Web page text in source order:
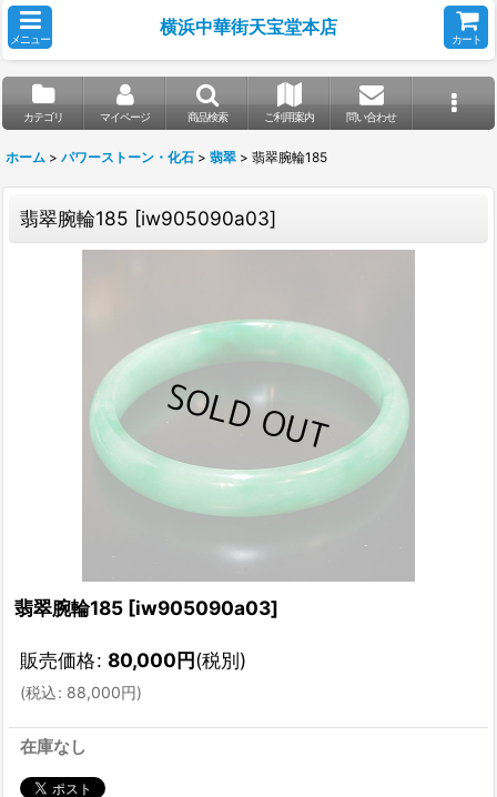
メニュー
横浜中華街天宝堂本店
カート
カテゴリ マイページ 商品検索 ご利用案内 問い合わせ
ホーム > パワーストーン・化石 > 翡翠 > 翡翠腕輪185
翡翠腕輪185 [iw905090a03]
翡翠腕輪185 [iw905090a03]
販売価格: 80,000円(税別)
(税込: 88,000円)
在庫なし